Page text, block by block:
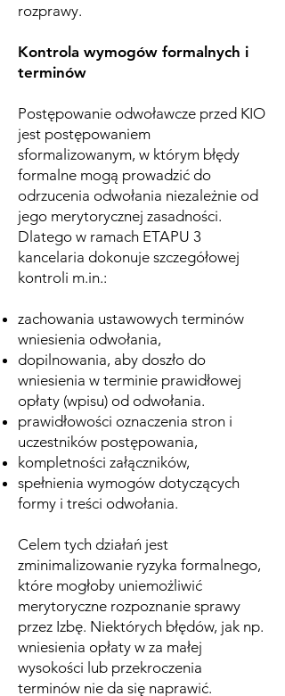
rozprawy.
Kontrola wymogów formalnych i
terminów
Postępowanie odwoławcze przed KIO
jest postępowaniem
sformalizowanym, w którym błędy
formalne mogą prowadzić do
odrzucenia odwołania niezależnie od
jego merytorycznej zasadności.
Dlatego w ramach ETAPU 3
kancelaria dokonuje szczegółowej
kontroli m.in.:
zachowania ustawowych terminów
wniesienia odwołania,
dopilnowania, aby doszło do
wniesienia w terminie prawidłowej
opłaty (wpisu) od odwołania.
prawidłowości oznaczenia stron i
uczestników postępowania,
kompletności załączników,
spełnienia wymogów dotyczących
formy i treści odwołania.
Celem tych działań jest
zminimalizowanie ryzyka formalnego,
które mogłoby uniemożliwić
merytoryczne rozpoznanie sprawy
przez Izbę. Niektórych błędów, jak np.
wniesienia opłaty w za małej
wysokości lub przekroczenia
terminów nie da się naprawić.